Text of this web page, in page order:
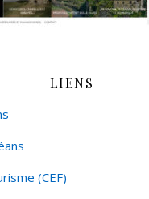
LIENS
(CEF)